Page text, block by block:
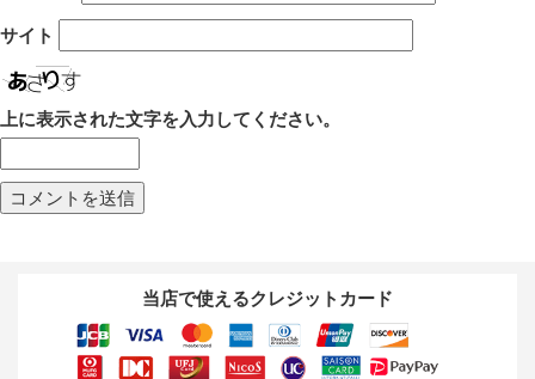
サイト
上に表示された文字を入力してください。
当店で使えるクレジットカード